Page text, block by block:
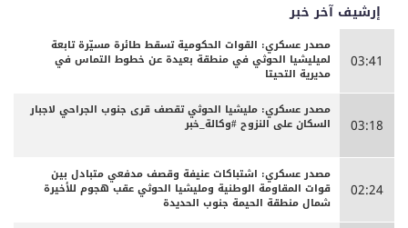
إرشيف آخر خبر
03:41
مصدر عسكري: القوات الحكومية تسقط طائرة مسيّرة تابعة
لميليشيا الحوثي في منطقة بعيدة عن خطوط التماس في
مديرية التحيتا
03:18
مصدر عسكري: مليشيا الحوثي تقصف قرى جنوب الجراحي لاجبار
السكان على النزوح #وكالة_خبر
02:24
مصدر عسكري: اشتباكات عنيفة وقصف مدفعي متبادل بين
قوات المقاومة الوطنية ومليشيا الحوثي عقب هجوم للأخيرة
شمال منطقة الحيمة جنوب الحديدة